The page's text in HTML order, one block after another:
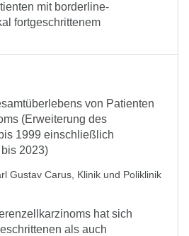
mit borderline-
fortgeschrittenem
von Patienten
(Erweiterung des
1999 einschließlich
2023)
Gustav Carus, Klinik und Poliklinik
hat sich
als auch